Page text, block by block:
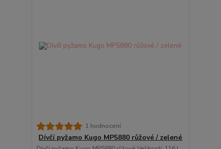
1 hodnocení
Dívčí pyžamo Kugo MP5880 růžové / zelené